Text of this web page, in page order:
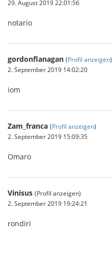
29. August 2019 22:01:56
notario
gordonflanagan (Profil anzeigen)
2. September 2019 14:02:20
iom
Zam_franca (Profil anzeigen)
2. September 2019 15:09:35
Omaro
Vinisus (Profil anzeigen)
2. September 2019 19:24:21
rondiri